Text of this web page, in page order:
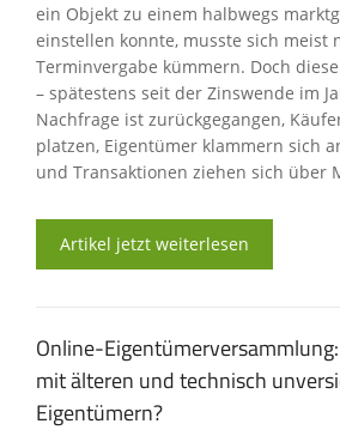
ein Objekt zu einem halbwegs
einstellen konnte, musste sich meist
Terminvergabe kümmern. Doch
– spätestens seit der Zinswende im
Nachfrage ist zurückgegangen,
platzen, Eigentümer klammern sich
und Transaktionen ziehen sich über
Artikel jetzt weiterlesen
Online-
mit älteren und technisch
Eigentümern?